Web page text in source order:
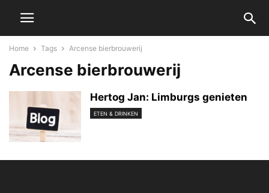
Home Tags Arcense bierbrouwerij
Arcense bierbrouwerij
Hertog Jan: Limburgs genieten
ETEN & DRINKEN